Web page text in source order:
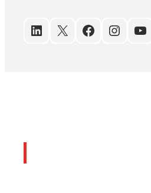
LinkedIn
X Facebook